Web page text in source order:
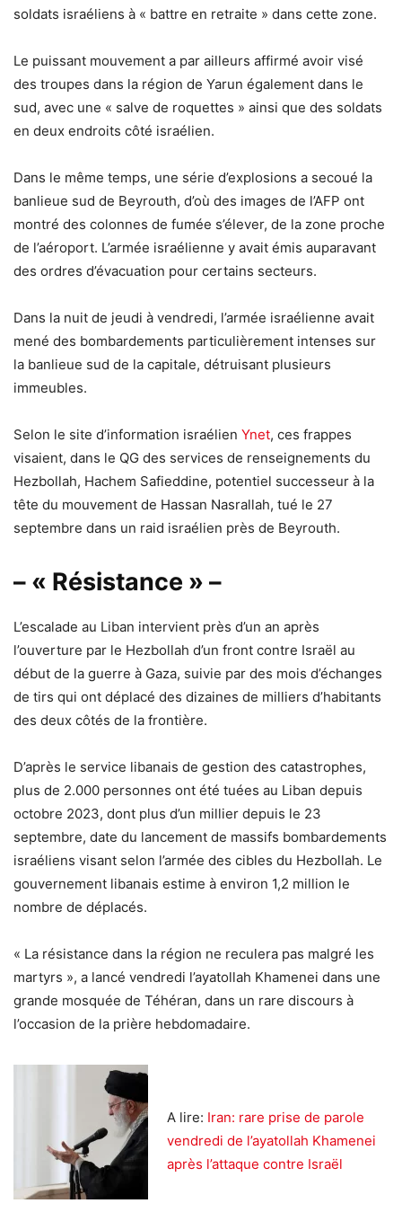
soldats israéliens à « battre en retraite » dans cette zone.
Le puissant mouvement a par ailleurs affirmé avoir visé
des troupes dans la région de Yarun également dans le
sud, avec une « salve de roquettes » ainsi que des soldats
en deux endroits côté israélien.
Dans le même temps, une série d’explosions a secoué la
banlieue sud de Beyrouth, d’où des images de l’AFP ont
montré des colonnes de fumée s’élever, de la zone proche
de l’aéroport. L’armée israélienne y avait émis auparavant
des ordres d’évacuation pour certains secteurs.
Dans la nuit de jeudi à vendredi, l’armée israélienne avait
mené des bombardements particulièrement intenses sur
la banlieue sud de la capitale, détruisant plusieurs
immeubles.
Selon le site d’information israélien Ynet, ces frappes
visaient, dans le QG des services de renseignements du
Hezbollah, Hachem Safieddine, potentiel successeur à la
tête du mouvement de Hassan Nasrallah, tué le 27
septembre dans un raid israélien près de Beyrouth.
– « Résistance » –
L’escalade au Liban intervient près d’un an après
l’ouverture par le Hezbollah d’un front contre Israël au
début de la guerre à Gaza, suivie par des mois d’échanges
de tirs qui ont déplacé des dizaines de milliers d’habitants
des deux côtés de la frontière.
D’après le service libanais de gestion des catastrophes,
plus de 2.000 personnes ont été tuées au Liban depuis
octobre 2023, dont plus d’un millier depuis le 23
septembre, date du lancement de massifs bombardements
israéliens visant selon l’armée des cibles du Hezbollah. Le
gouvernement libanais estime à environ 1,2 million le
nombre de déplacés.
« La résistance dans la région ne reculera pas malgré les
martyrs », a lancé vendredi l’ayatollah Khamenei dans une
grande mosquée de Téhéran, dans un rare discours à
l’occasion de la prière hebdomadaire.
A lire: Iran: rare prise de parole
vendredi de l’ayatollah Khamenei
après l’attaque contre Israël